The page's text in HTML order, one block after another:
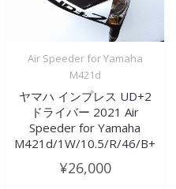
Air Speeder for Yamaha
M421d
ヤマハ インプレス UD+2
ドライバー 2021 Air
Speeder for Yamaha
M421d/1W/10.5/R/46/B+
¥26,000